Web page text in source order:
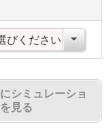
シミュレーショ
見る